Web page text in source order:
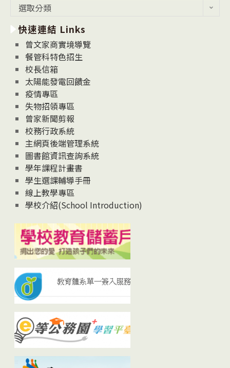
消
息
News
選取分類
快速連結 Links
曾文家商實境導覽
餐管科特色招生
校長信箱
太陽能發電回饋金
疫情專區
失物招領專區
曾家新聞剪報
校務行政系統
主網頁後端管理系統
圖書館資訊查詢系統
學年課程計畫書
學生選課輔導手冊
線上教學專區
學校介紹(School Introduction)